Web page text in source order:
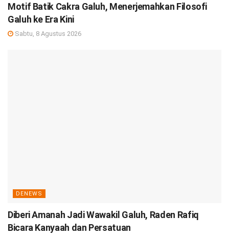
Motif Batik Cakra Galuh, Menerjemahkan Filosofi
Galuh ke Era Kini
Sabtu, 8 Agustus 2026
DENEWS
Diberi Amanah Jadi Wawakil Galuh, Raden Rafiq
Bicara Kanyaah dan Persatuan